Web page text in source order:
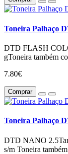
Toneira Palhaço
DTD FLASH
gToneira também
7.80€
Comprar
Toneira Palhaço
DTD NANO
s/m Toneira